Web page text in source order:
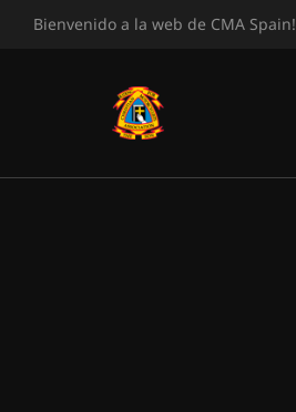
Bienvenido a la web de CMA Spain!